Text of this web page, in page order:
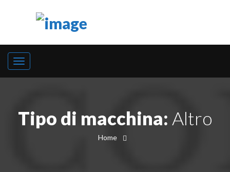
Tipo di macchina: Altro
Home